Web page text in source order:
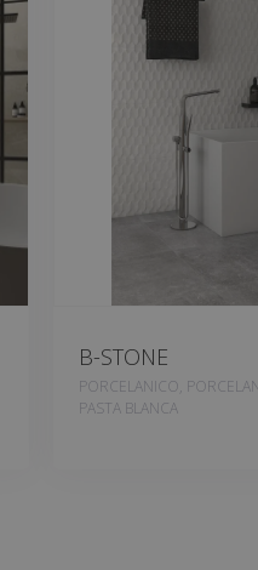
B-STONE
PORCELANICO,
PASTA BLANCA